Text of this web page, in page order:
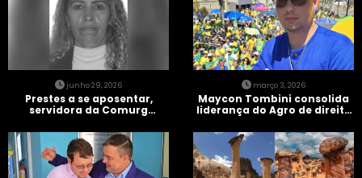
junho 29, 2026
Prestes a se aposentar,
servidora da Comurg
entra em protocolo de
morte encefálica
março 3, 2026
Maycon Tombini consolida
liderança do Agro de direita
Brasil” em Goiânia